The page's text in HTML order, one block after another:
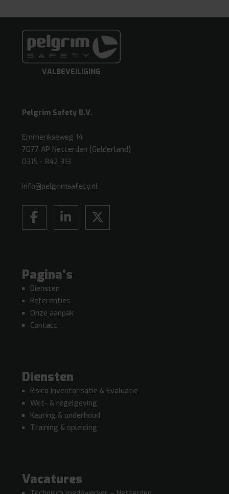
VALBEVEILIGING
Pelgrim Safety B.V.
Emmerikseweg 14
7077 AP Netterden (Gelderland)
0315 - 842 313
info@pelgrimsafety.nl
Pagina's
Diensten
Referenties
Onze aanpak
Contact
Diensten
Risico Inventarisatie & Evaluatie
Wet- & regelgeving
Keuring & onderhoud
Training & opleiding
Vacatures